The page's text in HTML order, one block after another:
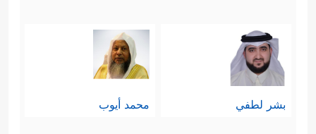
بشر لطفي محمد أيوب